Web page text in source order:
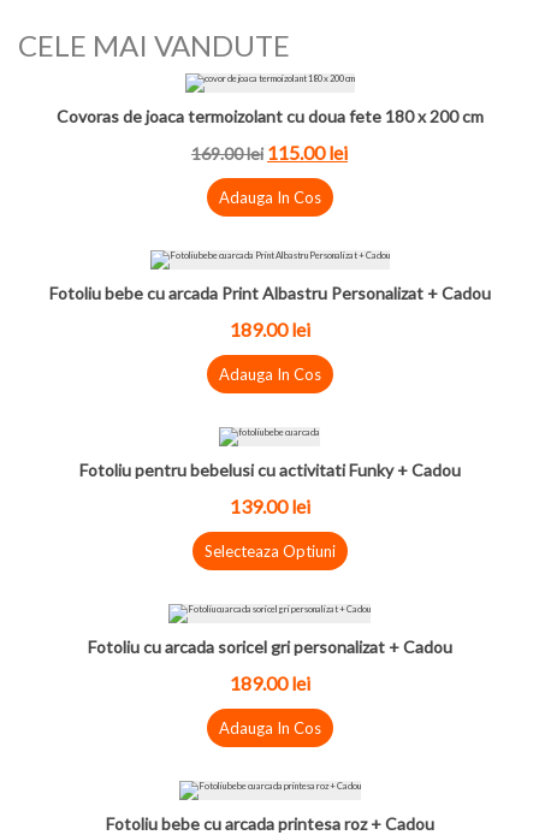
CELE MAI VANDUTE
Covoras de joaca termoizolant cu doua fete 180 x 200 cm
169.00lei 115.00lei
Adauga In Cos
Fotoliu bebe cu arcada Print Albastru Personalizat + Cadou
189.00lei
Adauga In Cos
Fotoliu pentru bebelusi cu activitati Funky + Cadou
139.00lei
Selecteaza Optiuni
Fotoliu cu arcada soricel gri personalizat + Cadou
189.00lei
Adauga In Cos
Fotoliu bebe cu arcada printesa roz + Cadou